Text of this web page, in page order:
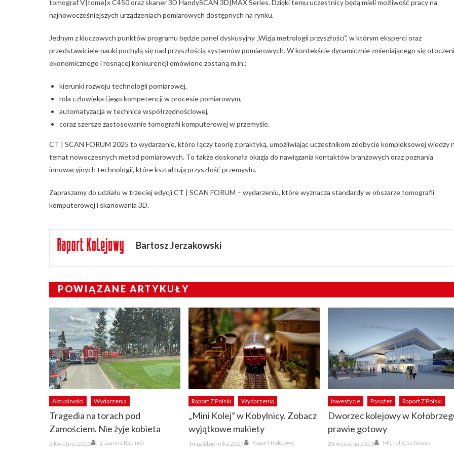
tomograf V|tome|x C450 oraz skaner 3D HandySCAN 3D|MAX Series. Dzięki temu uczestnicy będą mieli możliwość pracy na
najnowocześniejszych urządzeniach pomiarowych dostępnych na rynku.
Jednym z kluczowych punktów programu będzie panel dyskusyjny „Wizja metrologii przyszłości”, w którym eksperci oraz
przedstawiciele nauki pochylą się nad przyszłością systemów pomiarowych. W kontekście dynamicznie zmieniającego się
ekonomicznego i rosnącej konkurencji omówione zostaną m.in.:
kierunki rozwoju technologii pomiarowej,
rola człowieka i jego kompetencji w procesie pomiarowym,
automatyzacja w technice współrzędnościowej,
coraz szersze zastosowanie tomografii komputerowej w przemyśle.
CT | SCAN FORUM 2025 to wydarzenie, które łączy teorię z praktyką, umożliwiając uczestnikom zdobycie kompleksowej wiedzy
temat nowoczesnych metod pomiarowych. To także doskonała okazja do nawiązania kontaktów branżowych oraz poznania
innowacyjnych technologii, które kształtują przyszłość przemysłu.
Zapraszamy do udziału w trzeciej edycji CT | SCAN FORUM – wydarzeniu, które wyznacza standardy w obszarze tomografii
komputerowej i skanowania 3D.
Bartosz Jerzakowski
POWIĄZANE ARTYKUŁY
Aktualności Wydarzenia
Tragedia na torach pod
Zamościem. Nie żyje kobieta
Posted
on
7 kwietnia 2025 Author
Zuzanna Rabinek
Raport Z Polski Wydarzenia
„Mini Kolej” w Kobylnicy. Zobacz
wyjątkowe makiety
Posted
on
14 października 2021 Author
Raport Kolejowy
Inwestycje Pasażer Raport Z Polski
Dworzec kolejowy w
prawie gotowy
Posted
on
26 września 2023 Author
Michał Ciechowski